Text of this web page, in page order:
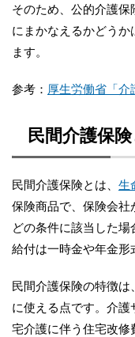
そのため、公的介護
にまかなえるかどう
ます。
参考： 厚生労働省「介
民間介護保
民間介護保険とは、 生
保険商品で、保険会
どの条件に該当した場
給付は一時金や年金形
民間介護保険の特徴
に使える点です。介
宅介護に伴う住宅改